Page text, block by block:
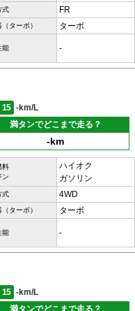
式 FR
ターボ） ターボ
能 -
15
-km/L
満タンでどこまで走る？
-km
料
ン
ハイオク
ガソリン
式 4WD
ターボ） ターボ
能 -
15
-km/L